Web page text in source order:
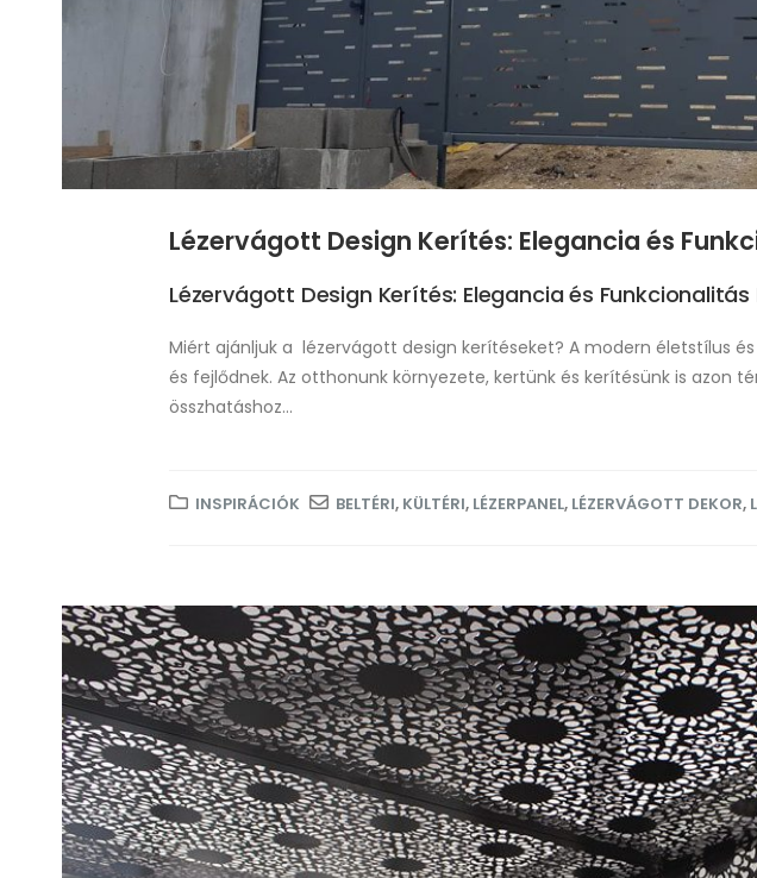
Lézervágott Design Kerítés: Elegancia és
Lézervágott Design Kerítés: Elegancia és
Miért ajánljuk a lézervágott design kerítéseket? A modern életstílus
és fejlődnek. Az otthonunk környezete, kertünk és kerítésünk is azon
összhatáshoz...
INSPIRÁCIÓK BELTÉRI, KÜLTÉRI, LÉZERPANEL, LÉZERVÁGOTT DEKOR,